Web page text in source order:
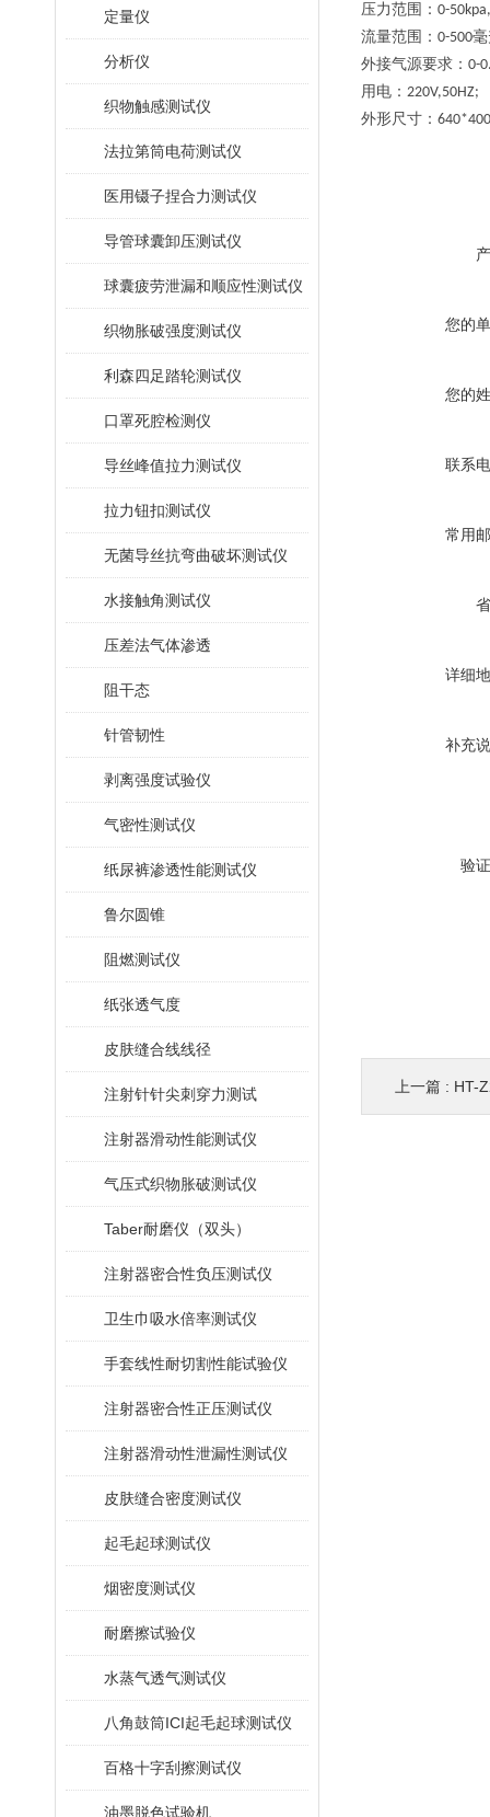
定量仪
分析仪
织物触感测试仪
法拉第筒电荷测试仪
医用镊子捏合力测试仪
导管球囊卸压测试仪
球囊疲劳泄漏和顺应性测试仪
织物胀破强度测试仪
利森四足踏轮测试仪
口罩死腔检测仪
导丝峰值拉力测试仪
拉力钮扣测试仪
无菌导丝抗弯曲破坏测试仪
水接触角测试仪
压差法气体渗透
阻干态
针管韧性
剥离强度试验仪
气密性测试仪
纸尿裤渗透性能测试仪
鲁尔圆锥
阻燃测试仪
纸张透气度
皮肤缝合线线径
注射针针尖刺穿力测试
注射器滑动性能测试仪
气压式织物胀破测试仪
Taber耐磨仪（双头）
注射器密合性负压测试仪
卫生巾吸水倍率测试仪
手套线性耐切割性能试验仪
注射器密合性正压测试仪
注射器滑动性泄漏性测试仪
皮肤缝合密度测试仪
起毛起球测试仪
烟密度测试仪
耐磨擦试验仪
水蒸气透气测试仪
八角鼓筒ICI起毛起球测试仪
百格十字刮擦测试仪
油墨脱色试验机
压力范围： 0-50kpa,
流量范围： 0-500
外接气源要求： 0-
用电： 220V,50HZ;
外形尺寸：
您的
您的
联系
常用
详细
补充
验
上一篇 : HT-